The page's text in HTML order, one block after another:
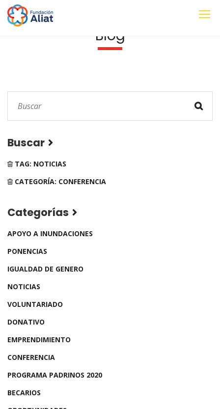
Blog
Buscar
TAG: NOTICIAS
CATEGORÍA: CONFERENCIA
Categorías
APOYO A INUNDACIONES
PONENCIAS
IGUALDAD DE GENERO
NOTICIAS
VOLUNTARIADO
DONATIVO
EMPRENDIMIENTO
CONFERENCIA
PROGRAMA PADRINOS 2020
BECARIOS